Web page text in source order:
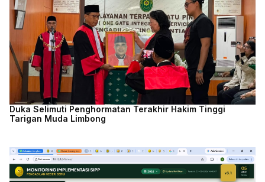
Duka Selimuti Penghormatan Terakhir Hakim Tinggi
Tarigan Muda Limbong